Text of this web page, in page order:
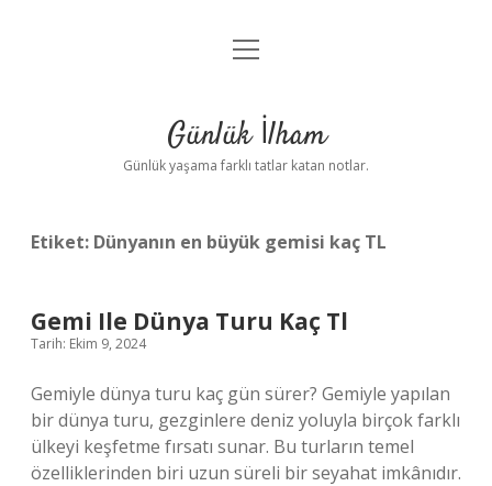
Anasayfa
Yasal Uyarı
menüyü
Günlük İlham
Günlük yaşama farklı tatlar katan notlar.
Etiket: Dünyanın en büyük gemisi kaç TL
Gemi Ile Dünya Turu Kaç Tl
Tarih: Ekim 9, 2024
Gemiyle dünya turu kaç gün sürer? Gemiyle yapılan
bir dünya turu, gezginlere deniz yoluyla birçok farklı
ülkeyi keşfetme fırsatı sunar. Bu turların temel
özelliklerinden biri uzun süreli bir seyahat imkânıdır.